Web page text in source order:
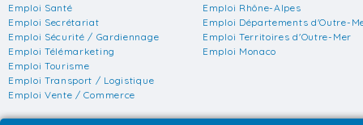
Emploi Santé
Emploi Secrétariat
Emploi Sécurité / Gardiennage
Emploi Télémarketing
Emploi Tourisme
Emploi Transport / Logistique
Emploi Vente / Commerce
Emploi Rhône-Alpes
Emploi Départements d'Outre-
Emploi Territoires d'Outre-Mer
Emploi Monaco